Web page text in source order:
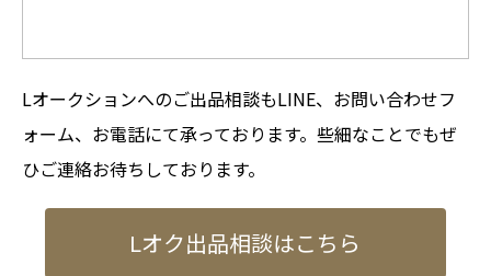
Lオークションへのご出品相談もLINE、お問い合わせフ
ォーム、お電話にて承っております。些細なことでもぜ
ひご連絡お待ちしております。
Lオク出品相談はこちら